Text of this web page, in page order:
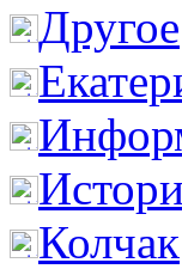
Другое
Колчак